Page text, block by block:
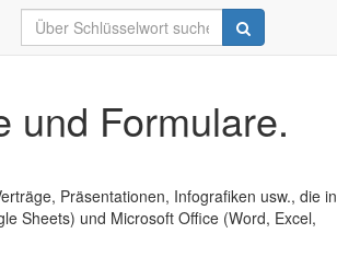
und Formulare.
Präsentationen, Infografiken usw., die in
Sheets) und Microsoft Office (Word, Excel,